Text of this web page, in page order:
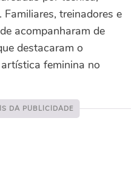
treinadores e
acompanharam de
destacaram o
feminina no